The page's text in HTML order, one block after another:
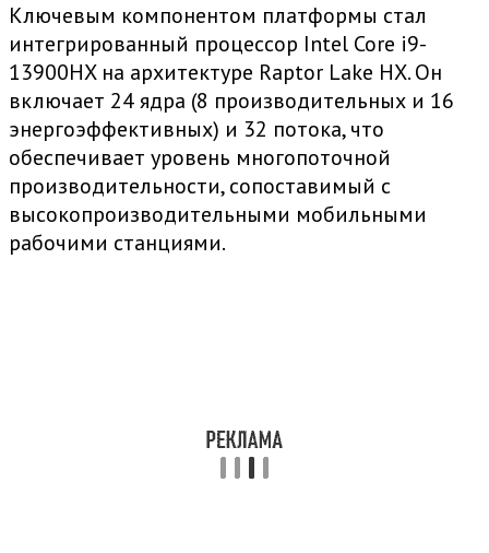
Ключевым компонентом платформы стал
интегрированный процессор Intel Core i9-
13900HX на архитектуре Raptor Lake HX. Он
включает 24 ядра (8 производительных и 16
энергоэффективных) и 32 потока, что
обеспечивает уровень многопоточной
производительности, сопоставимый с
высокопроизводительными мобильными
рабочими станциями.